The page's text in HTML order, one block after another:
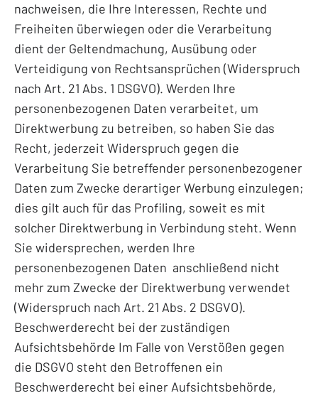
nachweisen, die Ihre Interessen, Rechte und
Freiheiten überwiegen oder die Verarbeitung
dient der Geltendmachung, Ausübung oder
Verteidigung von Rechtsansprüchen (Widerspruch
nach Art. 21 Abs. 1 DSGVO). Werden Ihre
personenbezogenen Daten verarbeitet, um
Direktwerbung zu betreiben, so haben Sie das
Recht, jederzeit Widerspruch gegen die
Verarbeitung Sie betreffender personenbezogener
Daten zum Zwecke derartiger Werbung einzulegen;
dies gilt auch für das Profiling, soweit es mit
solcher Direktwerbung in Verbindung steht. Wenn
Sie widersprechen, werden Ihre
personenbezogenen Daten anschließend nicht
mehr zum Zwecke der Direktwerbung verwendet
(Widerspruch nach Art. 21 Abs. 2 DSGVO).
Beschwerderecht bei der zuständigen
Aufsichtsbehörde Im Falle von Verstößen gegen
die DSGVO steht den Betroffenen ein
Beschwerderecht bei einer Aufsichtsbehörde,